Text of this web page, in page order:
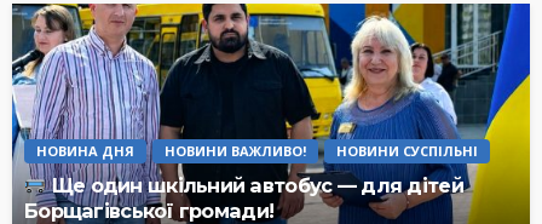
НОВИНА ДНЯ НОВИНИ ВАЖЛИВО! НОВИНИ СУСПІЛЬНІ
Ще один шкільний автобус — для дітей
Борщагівської громади!